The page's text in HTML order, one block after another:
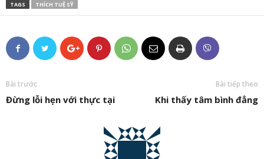
TAGS THÍCH TUỆ SỸ
Bài trước
Đừng lỗi hẹn với thực tại
Bài tiếp theo
Khi thấy tâm bình đẳng